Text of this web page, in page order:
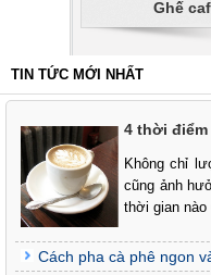
Ghế
TIN TỨC MỚI NHẤT
4 thời
Không chỉ
cũng ảnh
thời gian nào
Cách pha cà phê ngon